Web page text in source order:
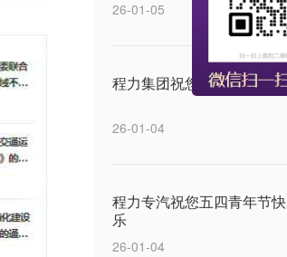
26-01-05
程力集团祝您中秋快乐
26-01-04
程力专汽祝您五四青年节快
乐
26-01-04